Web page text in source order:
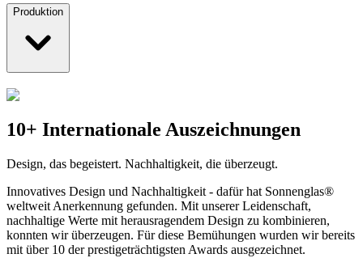
Produktion
10+ Internationale Auszeichnungen
Design, das begeistert. Nachhaltigkeit, die überzeugt.
Innovatives Design und Nachhaltigkeit - dafür hat Sonnenglas®
weltweit Anerkennung gefunden. Mit unserer Leidenschaft,
nachhaltige Werte mit herausragendem Design zu kombinieren,
konnten wir überzeugen. Für diese Bemühungen wurden wir bereits
mit über 10 der prestigeträchtigsten Awards ausgezeichnet.